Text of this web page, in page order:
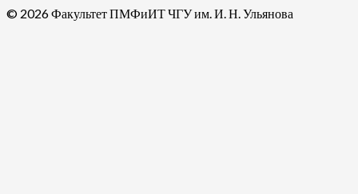
© 2026 Факультет ПМФиИТ ЧГУ им. И. Н. Ульянова